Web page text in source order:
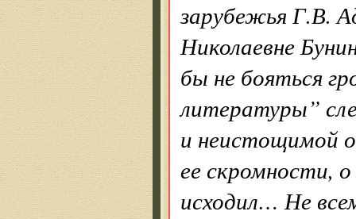
зарубежья Г.В.
Николаевне
бы не бояться
литературы”
и неистощимой
ее скромности,
исходил… Не